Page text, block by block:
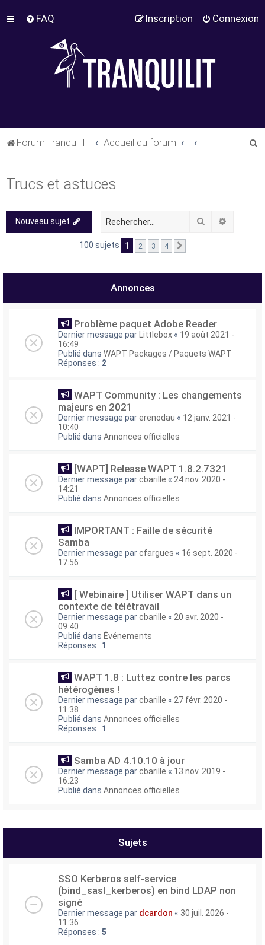
FAQ Connexion
Inscription
Forum Tranquil IT Accueil du forum
e
Trucs et astuces
Nouveau sujet Rechercher
100 sujets 1 2 3 4
Annonces
Problème paquet Adobe Reader
Dernier message par Littlebox « 19 août 2021 -
16:49
Publié dans WAPT Packages / Paquets WAPT
Réponses : 2
WAPT Community : Les changements
majeurs en 2021
Dernier message parerenodau « 12 janv. 2021 -
10:40
Publié dans Annonces officielles
[WAPT] Release WAPT 1.8.2.7321
Dernier message parcbarille « 24 nov. 2020 -
14:21
Publié dans Annonces officielles
IMPORTANT : Faille de sécurité
Samba
Dernier message parcfargues « 16 sept. 2020 -
17:56
[ Webinaire ] Utiliser WAPT dans un
contexte de télétravail
Dernier message parcbarille « 20 avr. 2020 -
09:40
Publié dans Événements
Réponses : 1
WAPT 1.8 : Luttez contre les parcs
hétérogènes !
Dernier message parcbarille « 27 févr. 2020 -
11:38
Publié dans Annonces officielles
Réponses : 1
Samba AD 4.10.10 à jour
Dernier message parcbarille « 13 nov. 2019 -
16:23
Publié dans Annonces officielles
Sujets
SSO Kerberos self-service
(bind_sasl_kerberos) en bind LDAP non
signé
Dernier message par dcardon « 30 juil. 2026 -
11:36
Réponses : 5